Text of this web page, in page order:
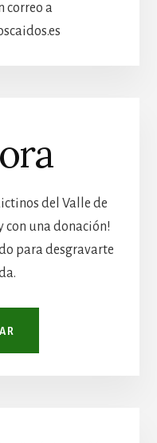
correo a
del Valle de
con una donación!
para desgravarte